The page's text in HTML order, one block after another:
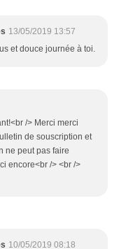
13/05/2019 13:57
et douce journée à toi.
/> Merci merci
de souscription et
ne peut pas faire
encore<br /> <br />
10/05/2019 08:18